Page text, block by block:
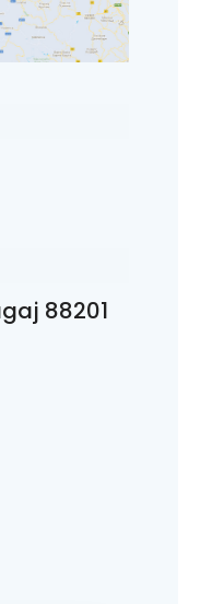
88201